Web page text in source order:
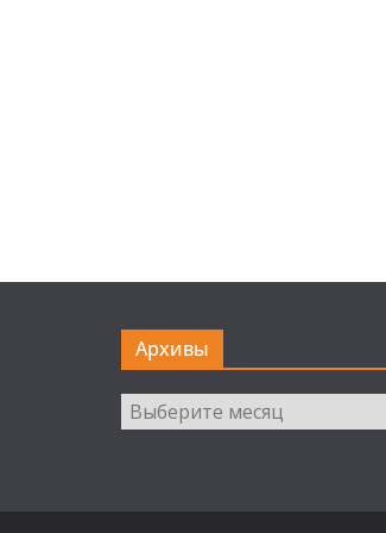
Архивы
Архивы